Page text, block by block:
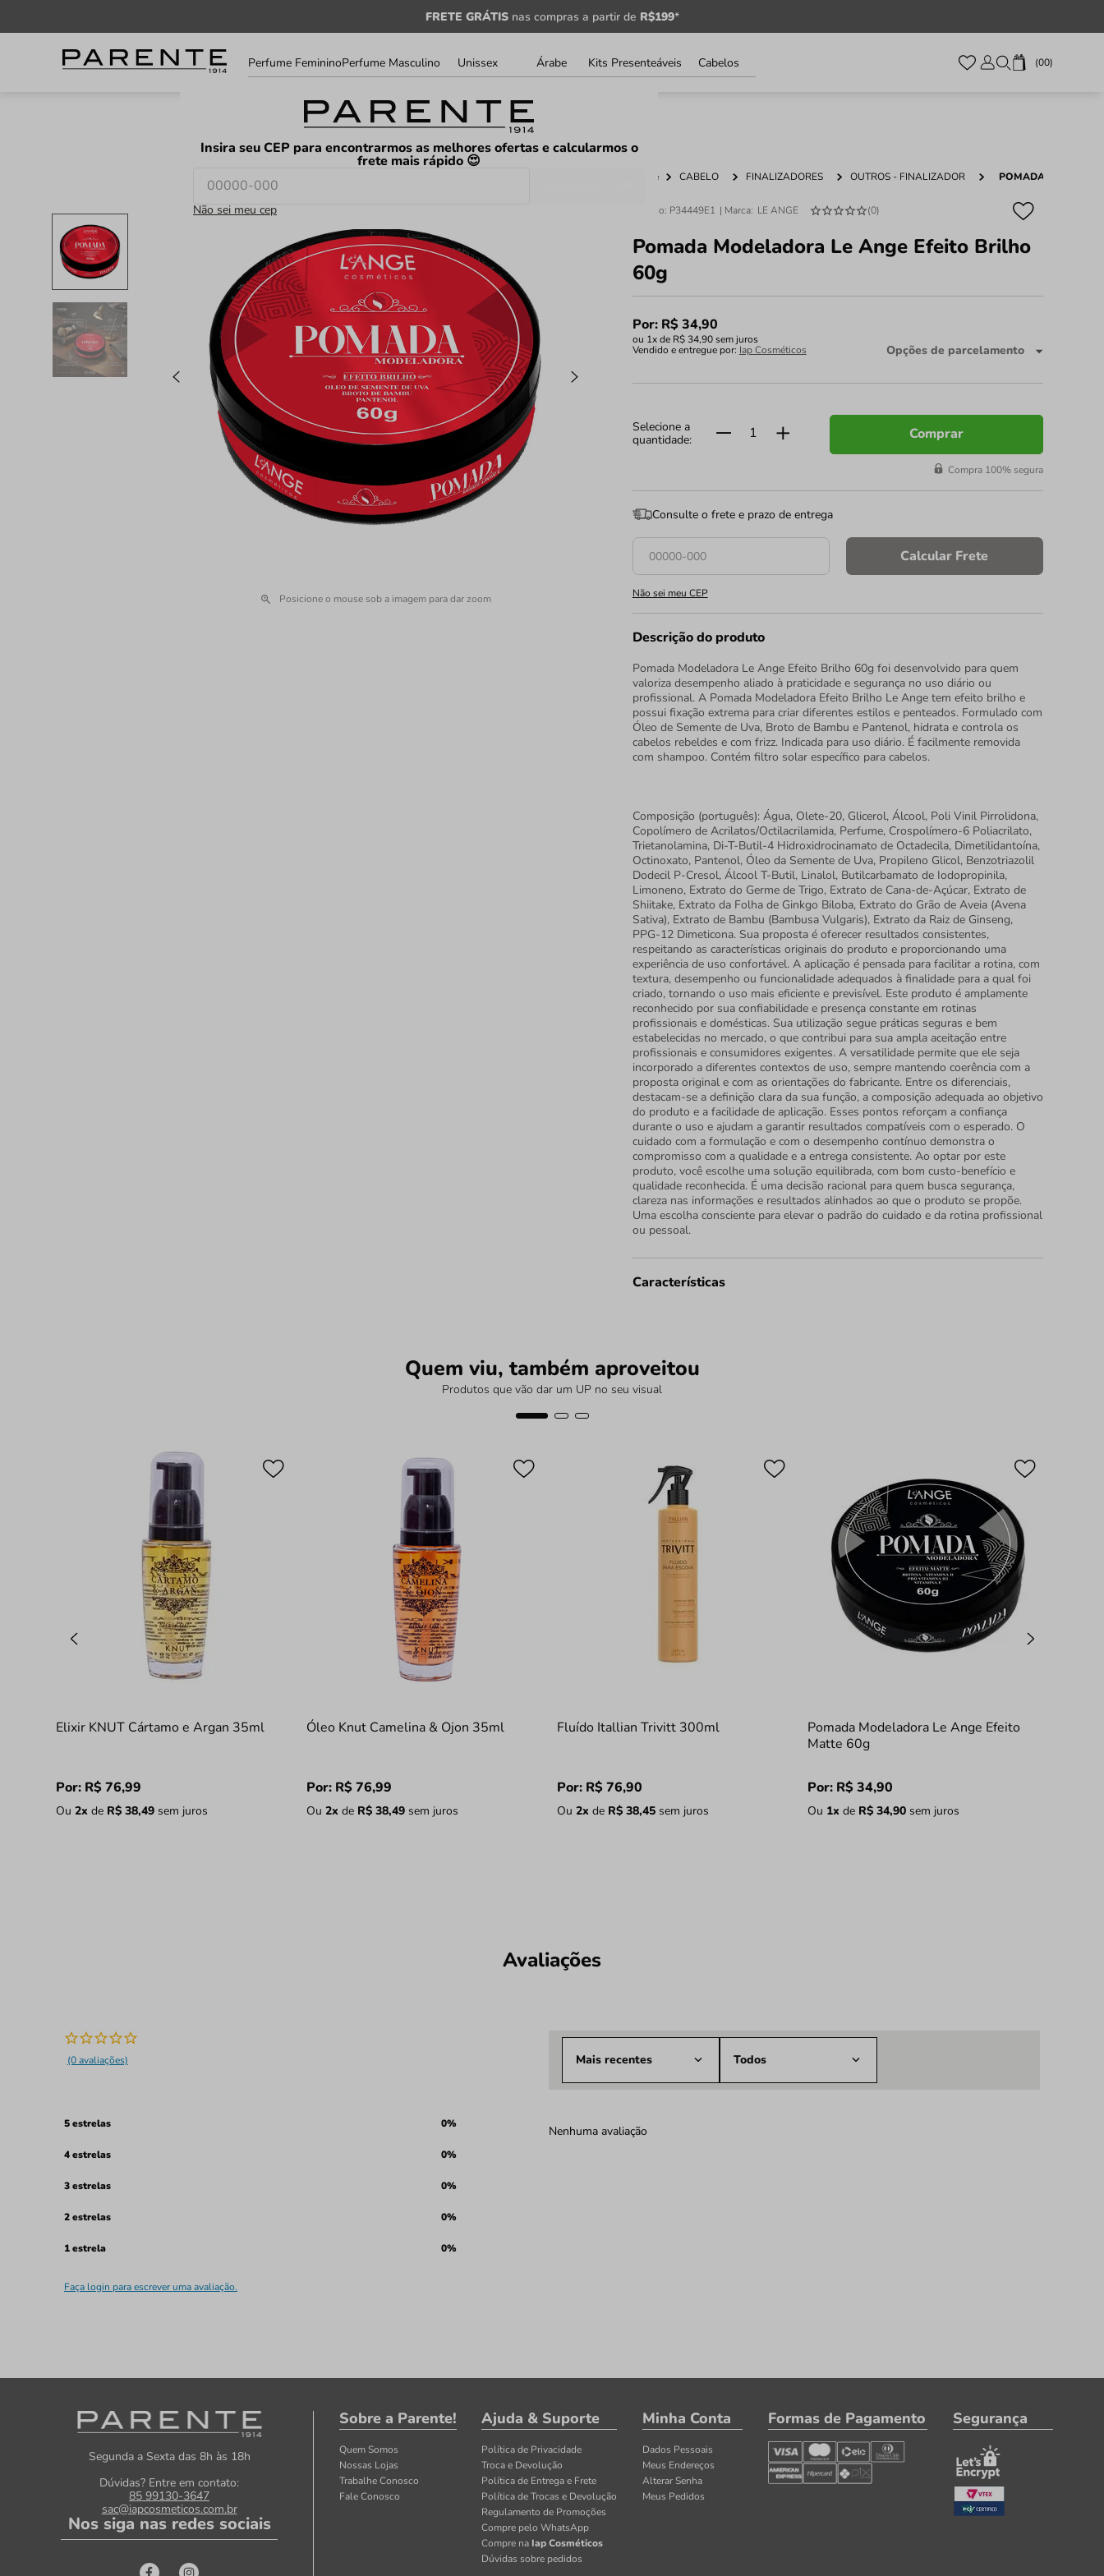
FRETE GRÁTISnas compras a partir de R$199*
LOJAS FAVORITOS
Informe
seu
CEP
Insira seu CEP para encontrarmos as melhores ofertas e calcularmos o
frete mais rápido 😍
Não sei meu cep
00
Perfume FemininoPerfume Masculino Unissex Árabe Kits Presenteáveis Cabelos
Posicione o mouse sob a imagem para dar zoom
Home CABELO FINALIZADORES OUTROS - FINALIZADOR POMADA
Código: P34449E1 LE ANGE (0)
Pomada Modeladora Le Ange Efeito Brilho
60g
Por: R$34,90
ou 1x de R$ 34,90sem juros
Vendido e entregue por: Iap Cosméticos Opções de parcelamento
Comprar
Compra 100% segura
Consulte o frete e prazo de entrega
Calcular Frete
Não sei meu CEP
Descrição do produto
Pomada Modeladora Le Ange Efeito Brilho 60g foi desenvolvido para quem
valoriza desempenho aliado à praticidade e segurança no uso diário ou
profissional. A Pomada Modeladora Efeito Brilho Le Ange tem efeito brilho e
possui fixação extrema para criar diferentes estilos e penteados. Formulado com
Óleo de Semente de Uva, Broto de Bambu e Pantenol, hidrata e controla os
cabelos rebeldes e com frizz. Indicada para uso diário. É facilmente removida
com shampoo. Contém filtro solar específico para cabelos.
Composição (português): Água, Olete-20, Glicerol, Álcool, Poli Vinil Pirrolidona,
Copolímero de Acrilatos/Octilacrilamida, Perfume, Crospolímero-6 Poliacrilato,
Trietanolamina, Di-T-Butil-4 Hidroxidrocinamato de Octadecila, Dimetilidantoína,
Octinoxato, Pantenol, Óleo da Semente de Uva, Propileno Glicol, Benzotriazolil
Dodecil P-Cresol, Álcool T-Butil, Linalol, Butilcarbamato de Iodopropinila,
Limoneno, Extrato do Germe de Trigo, Extrato de Cana-de-Açúcar, Extrato de
Shiitake, Extrato da Folha de Ginkgo Biloba, Extrato do Grão de Aveia (Avena
Sativa), Extrato de Bambu (Bambusa Vulgaris), Extrato da Raiz de Ginseng,
PPG-12 Dimeticona. Sua proposta é oferecer resultados consistentes,
respeitando as características originais do produto e proporcionando uma
experiência de uso confortável. A aplicação é pensada para facilitar a rotina, com
textura, desempenho ou funcionalidade adequados à finalidade para a qual foi
criado, tornando o uso mais eficiente e previsível. Este produto é amplamente
reconhecido por sua confiabilidade e presença constante em rotinas
profissionais e domésticas. Sua utilização segue práticas seguras e bem
estabelecidas no mercado, o que contribui para sua ampla aceitação entre
profissionais e consumidores exigentes. A versatilidade permite que ele seja
incorporado a diferentes contextos de uso, sempre mantendo coerência com a
proposta original e com as orientações do fabricante. Entre os diferenciais,
destacam-se a definição clara da sua função, a composição adequada ao objetivo
do produto e a facilidade de aplicação. Esses pontos reforçam a confiança
durante o uso e ajudam a garantir resultados compatíveis com o esperado. O
cuidado com a formulação e com o desempenho contínuo demonstra o
compromisso com a qualidade e a entrega consistente. Ao optar por este
produto, você escolhe uma solução equilibrada, com bom custo-benefício e
qualidade reconhecida. É uma decisão racional para quem busca segurança,
clareza nas informações e resultados alinhados ao que o produto se propõe.
Uma escolha consciente para elevar o padrão do cuidado e da rotina profissional
ou pessoal.
Características
Quem viu, também aproveitou
Produtos que vão dar um UP no seu visual
Elixir KNUT Cártamo e Argan 35ml
Por: R$ 76,99
Ou 2x de R$ 38,49sem juros
Óleo Knut Camelina & Ojon 35ml
Por: R$ 76,99
Ou 2x de R$ 38,49sem juros
Fluído Itallian Trivitt 300ml
Por: R$ 76,90
Ou 2x de R$ 38,45sem juros
Pomada Modeladora Le Ange Efeito
Matte 60g
Por: R$ 34,90
Ou 1x de R$ 34,90sem juros
Avaliações
(0 avaliações)
5 estrelas 0%
4 estrelas 0%
3 estrelas 0%
2 estrelas 0%
1 estrela 0%
Faça login para escrever uma avaliação.
Mais recentes Todos
Nenhuma avaliação
Segunda a Sexta das 8h às 18h
Dúvidas? Entre em contato:
85 99130-3647
sac@iapcosmeticos.com.br
Nos siga nas redes sociais
Sobre a Parente!
Quem Somos
Nossas Lojas
Trabalhe Conosco
Fale Conosco
Ajuda & Suporte
Política de Privacidade
Troca e Devolução
Política de Entrega e Frete
Política de Trocas e Devolução
Regulamento de Promoções
Compre pelo WhatsApp
Compre na Iap Cosméticos
Dúvidas sobre pedidos
Minha Conta
Dados Pessoais
Meus Endereços
Alterar Senha
Meus Pedidos
Formas de Pagamento Segurança